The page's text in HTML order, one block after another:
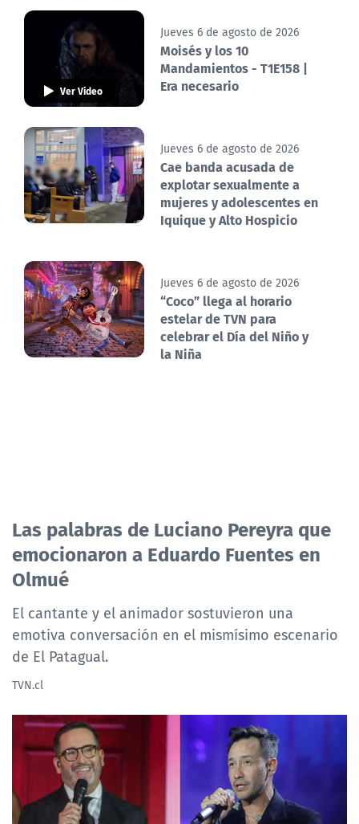
Ver Video
Jueves 6 de agosto de 2026
Moisés y los 10
Mandamientos - T1E158 |
Era necesario
Jueves 6 de agosto de 2026
Cae banda acusada de
explotar sexualmente a
mujeres y adolescentes en
Iquique y Alto Hospicio
Jueves 6 de agosto de 2026
“Coco” llega al horario
estelar de TVN para
celebrar el Día del Niño y
la Niña
Las palabras de Luciano Pereyra que
emocionaron a Eduardo Fuentes en
Olmué
El cantante y el animador sostuvieron una
emotiva conversación en el mismísimo escenario
de El Patagual.
TVN.cl